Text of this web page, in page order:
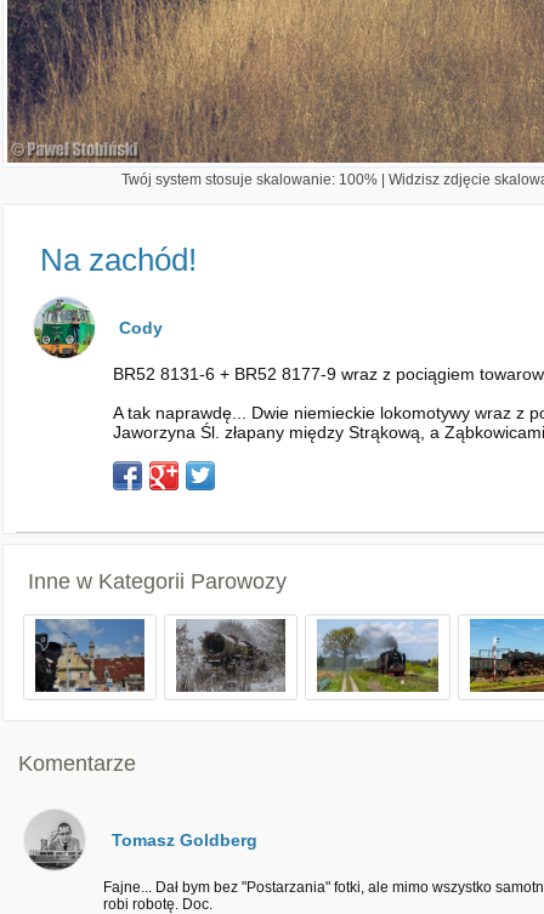
Twój system stosuje skalowanie: 100% | Widzisz zdjęcie
Na zachód!
Cody
BR52 8131-6 + BR52 8177-9 wraz z pociągiem
A tak naprawdę... Dwie niemieckie lokomotywy wraz z
Jaworzyna Śl. złapany między Strąkową, a
Inne w Kategorii Parowozy
Komentarze
Tomasz Goldberg
Fajne... Dał bym bez "Postarzania" fotki, ale mimo wszystko
robi robotę. Doc.